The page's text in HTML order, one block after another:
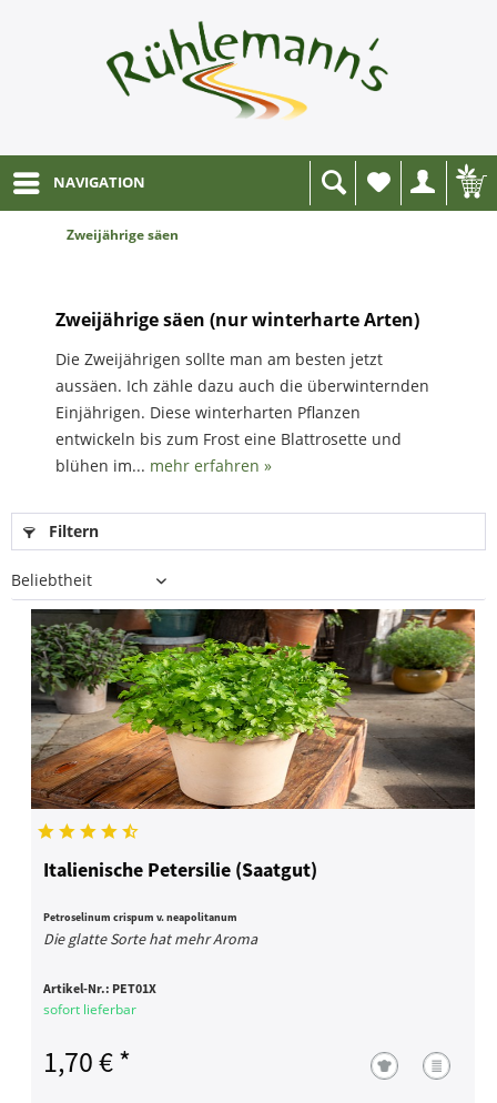
NAVIGATION
Wunschliste
Zweijährige säen
Zweijährige säen (nur winterharte Arten)
Die Zweijährigen sollte man am besten jetzt
aussäen. Ich zähle dazu auch die überwinternden
Einjährigen. Diese winterharten Pflanzen
entwickeln bis zum Frost eine Blattrosette und
blühen im... mehr erfahren »
Filtern
Italienische Petersilie (Saatgut)
Petroselinum crispum v. neapolitanum
Die glatte Sorte hat mehr Aroma
Artikel-Nr.: PET01X
sofort lieferbar
1,70 € *